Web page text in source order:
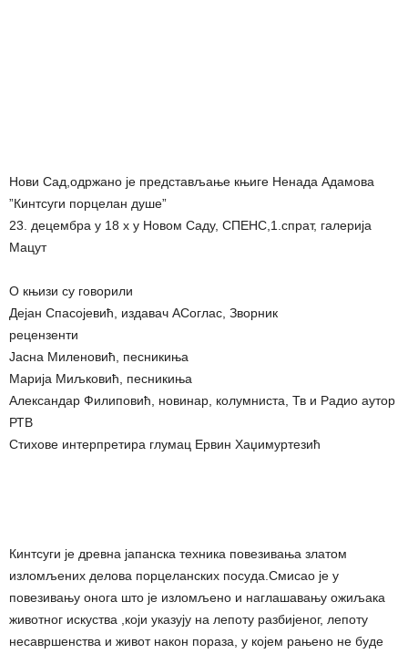
Нови Сад,одржано је представљање књиге Ненада Адамова
”Кинтсуги порцелан душе”
23. децембра у 18 х у Новом Саду, СПЕНС,1.спрат, галерија
Мацут
О књизи су говорили
Дејан Спасојевић, издавач АСоглас, Зворник
рецензенти
Јасна Миленовић, песникиња
Марија Миљковић, песникиња
Александар Филиповић, новинар, колумниста, Тв и Радио аутор
РТВ
Стихове интерпретира глумац Ервин Хаџимуртезић
Кинтсуги је древна јапанска техника повезивања златом
изломљених делова порцеланских посуда.Смисао је у
повезивању онога што је изломљено и наглашавању ожиљака
животног искуства ,који указују на лепоту разбијеног, лепоту
несавршенства и живот након пораза, у којем рањено не буде